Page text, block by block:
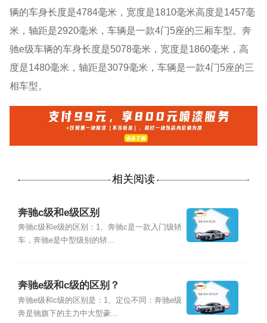
辆的车身长度是4784毫米，宽度是1810毫米高度是1457毫
米，轴距是2920毫米，车辆是一款4门5座的三厢车型。奔
驰e级车辆的车身长度是5078毫米，宽度是1860毫米，高
度是1480毫米，轴距是3079毫米，车辆是一款4门5座的三
相车型。
相关阅读
奔驰c级和e级区别
奔驰c级和e级的区别：1、奔驰c是一款入门级轿
车，奔驰e是中型级别的轿...
奔驰e级和c级的区别？
奔驰e级和c级的区别是：1、定位不同：奔驰e级
奔是驰旗下的主力中大型豪...